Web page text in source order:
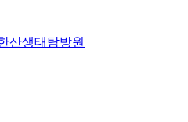
산생태탐방원